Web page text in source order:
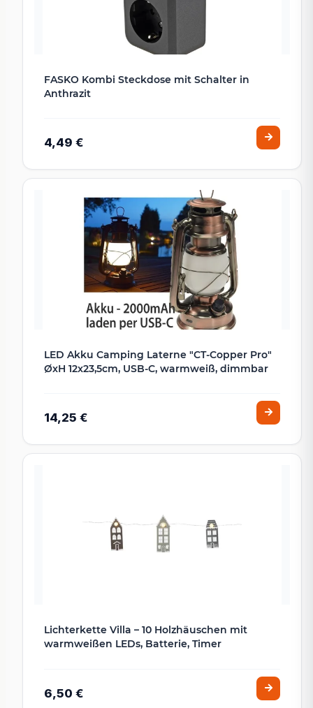
FASKO Kombi Steckdose mit Schalter in
Anthrazit
4,49 €
LED Akku Camping Laterne "CT-Copper Pro"
ØxH 12x23,5cm, USB-C, warmweiß, dimmbar
14,25 €
Lichterkette Villa – 10 Holzhäuschen mit
warmweißen LEDs, Batterie, Timer
6,50 €